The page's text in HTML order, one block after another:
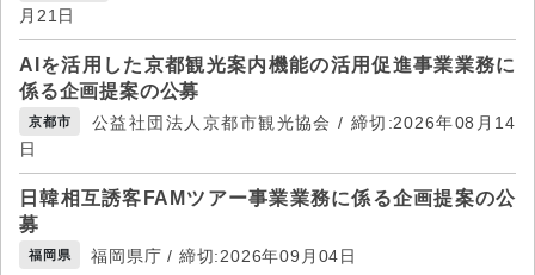
月21日
AIを活用した京都観光案内機能の活用促進事業業務に
係る企画提案の公募
京都市
公益社団法人京都市観光協会 / 締切:2026年08月14
日
日韓相互誘客FAMツアー事業業務に係る企画提案の公
募
福岡県 福岡県庁 / 締切:2026年09月04日